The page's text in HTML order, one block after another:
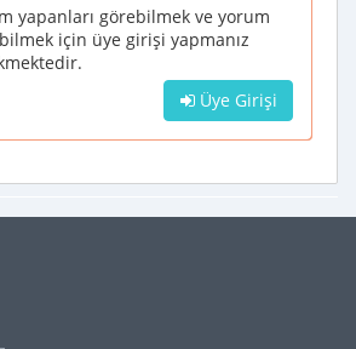
yapanları görebilmek ve yorum
için üye girişi yapmanız
Üye Girişi